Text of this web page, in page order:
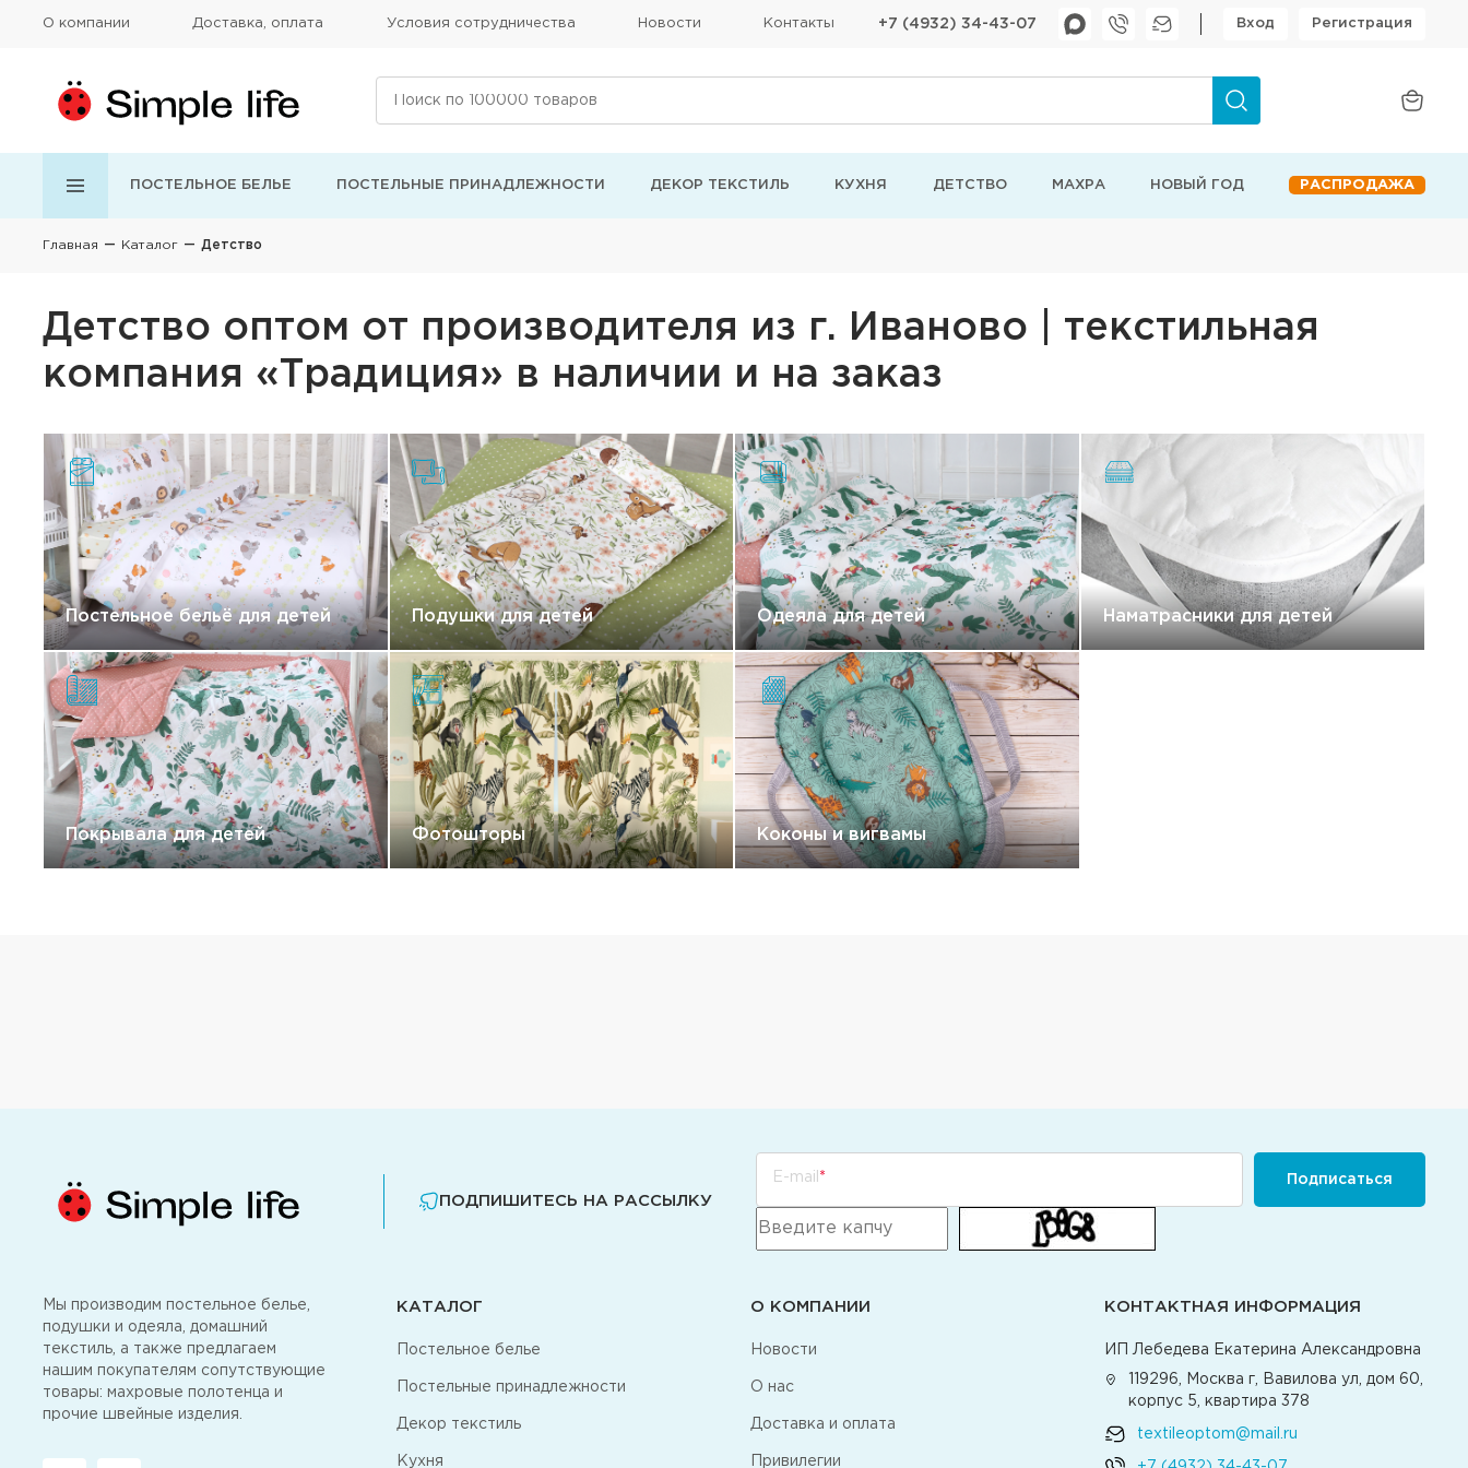
О компании Доставка, оплата Условия сотрудничества Новости Контакты +7 (4932) 34-43-07 Вход Регистрация
ПОСТЕЛЬНОЕ БЕЛЬЕ ПОСТЕЛЬНЫЕ ПРИНАДЛЕЖНОСТИ ДЕКОР ТЕКСТИЛЬ КУХНЯ ДЕТСТВО МАХРА НОВЫЙ ГОД РАСПРОДАЖА
Главная Каталог Детство
Детство оптом от производителя из г. Иваново | текстильная
компания «Традиция» в наличии и на заказ
Постельное бельё для детей Подушки для детей Одеяла для детей Наматрасники для детей
Покрывала для детей Фотошторы Коконы и вигвамы
ПОДПИШИТЕСЬ НА РАССЫЛКУ
E-mail Подписаться
Мы производим постельное белье,
подушки и одеяла, домашний
текстиль, а также предлагаем
нашим покупателям сопутствующие
товары: махровые полотенца и
прочие швейные изделия.
КАТАЛОГ
Постельное белье
Постельные принадлежности
Декор текстиль
Кухня
О КОМПАНИИ
Новости
О нас
Доставка и оплата
Привилегии
КОНТАКТНАЯ ИНФОРМАЦИЯ
ИП Лебедева Екатерина Александровна
119296, Москва г, Вавилова ул, дом 60,
корпус 5, квартира 378
textileoptom@mail.ru